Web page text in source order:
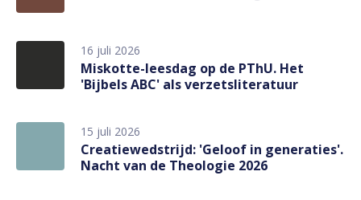
16 juli 2026
Miskotte-leesdag op de PThU. Het
'Bijbels ABC' als verzetsliteratuur
15 juli 2026
Creatiewedstrijd: 'Geloof in generaties'.
Nacht van de Theologie 2026